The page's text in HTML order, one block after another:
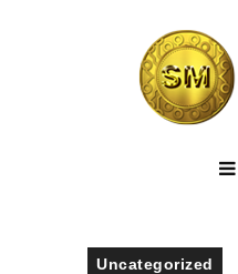
Uncategorized